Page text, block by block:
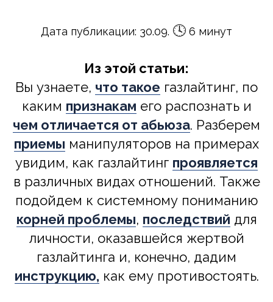
Дата публикации: 30.09. 🕓 6 минут
Из этой статьи:
Вы узнаете, что такое газлайтинг, по
каким признакам его распознать и
чем отличается от абьюза. Разберем
приемы манипуляторов на примерах
увидим, как газлайтинг проявляется
в различных видах отношений. Также
подойдем к системному пониманию
корней проблемы, последствий для
личности, оказавшейся жертвой
газлайтинга и, конечно, дадим
инструкцию, как ему противостоять.